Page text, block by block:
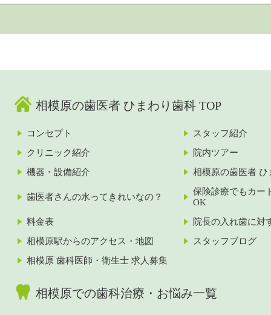
相模原の歯医者 ひまわり歯科 TOP
コンセプト
スタッフ紹介
クリニック紹介
院内ツアー
機器・設備紹介
相模原の歯医者 ひ
歯医者さんの水ってきれいなの？
保険診療でもカー
OK
料金表
院長の入れ歯に対
相模原駅からのアクセス・地図
スタッフブログ
相模原 歯科医師・衛生士 求人募集
相模原での歯科治療・お悩み一覧